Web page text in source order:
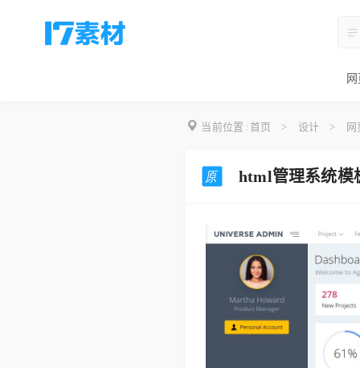
当前位置 :首页 > 设计 > 网
html管理系统模